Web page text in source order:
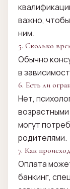
важно,
ним.
5. Сколько
Обычно
в
6. Есть ли
Нет,
могут
родителями.
7. Как
Оплата
банкинг,